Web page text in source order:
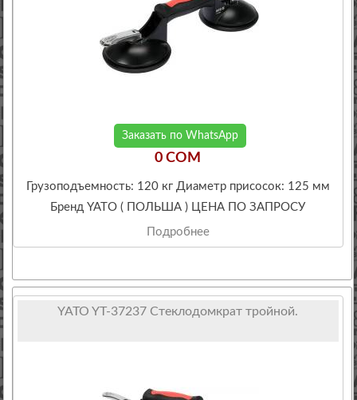
Заказать по WhatsApp
0 COM
Грузоподъемность: 120 кг Диаметр присосок: 125 мм
Бренд YATO ( ПОЛЬША ) ЦЕНА ПО ЗАПРОСУ
Подробнее
YATO YT-37237 Стеклодомкрат тройной.